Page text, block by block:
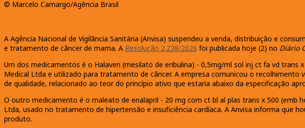
© Marcelo Camargo/Agência Brasil
A Agência Nacional de Vigilância Sanitária (Anvisa) suspendeu a venda, distribuição e
e tratamento de câncer de mama. A Resolução 2.238/2026 foi publicada hoje (2) no Diário
Um dos medicamentos é o Halaven (mesilato de eribulina) - 0,5mg/ml sol inj ct fa vd trans
Medical Ltda e utilizado para tratamento de câncer. A empresa comunicou o recolhimento
de qualidade, relacionado ao teor do princípio ativo que estaria abaixo da especificação
O outro medicamento é o maleato de enalapril - 20 mg com ct bl al plas trans x 500 (emb
Ltda, usado no tratamento de hipertensão e insuficiência cardíaca. A Anvisa informa que
produto.